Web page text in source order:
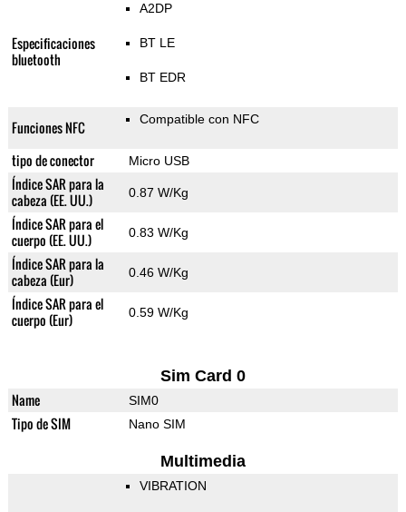
Especificaciones
bluetooth
A2DP
BT LE
BT EDR
Funciones NFC Compatible con NFC
tipo de conector Micro USB
Índice SAR para la
cabeza (EE. UU.)
0.87 W/Kg
Índice SAR para el
cuerpo (EE. UU.)
0.83 W/Kg
Índice SAR para la
cabeza (Eur)
0.46 W/Kg
Índice SAR para el
cuerpo (Eur)
0.59 W/Kg
Sim Card 0
Name SIM0
Tipo de SIM Nano SIM
Multimedia
VIBRATION